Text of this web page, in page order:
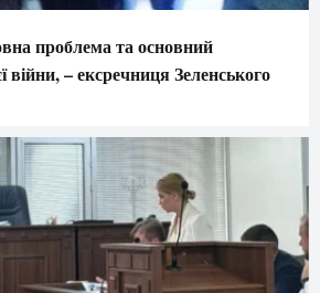
проблема та основний
війни, – ексречниця Зеленського